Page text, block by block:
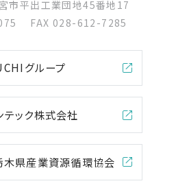
市平出工業団地45番地17
FAX 028-612-7285
グループ
テック株式会社
木県産業資源循環協会